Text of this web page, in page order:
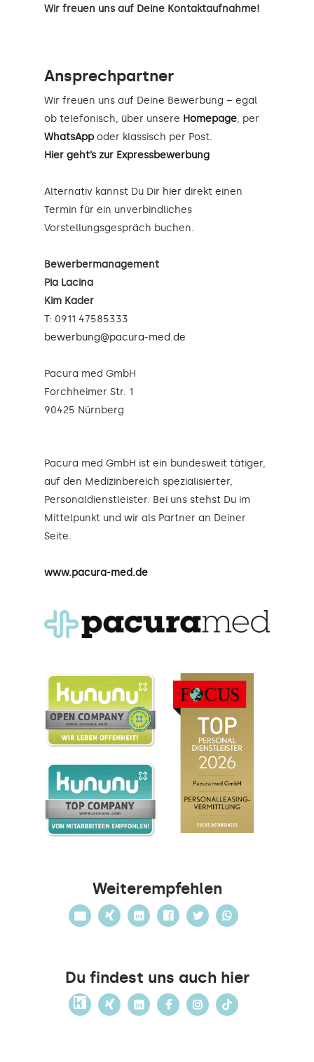
Wir freuen uns auf Deine Kontaktaufnahme!
Ansprechpartner
Wir freuen uns auf Deine Bewerbung – egal
ob telefonisch, über unsere Homepage, per
WhatsApp oder klassisch per Post.
Hier geht’s zur Expressbewerbung
Alternativ kannst Du Dir hier direkt einen
Termin für ein unverbindliches
Vorstellungsgespräch buchen.
Bewerbermanagement
Pia Lacina
Kim Kader
T: 0911 47585333
bewerbung@pacura-med.de
Pacura med GmbH
Forchheimer Str. 1
90425 Nürnberg
Pacura med GmbH ist ein bundesweit tätiger,
auf den Medizinbereich spezialisierter,
Personaldienstleister. Bei uns stehst Du im
Mittelpunkt und wir als Partner an Deiner
Seite.
www.pacura-med.de
Weiterempfehlen
Du findest uns auch hier